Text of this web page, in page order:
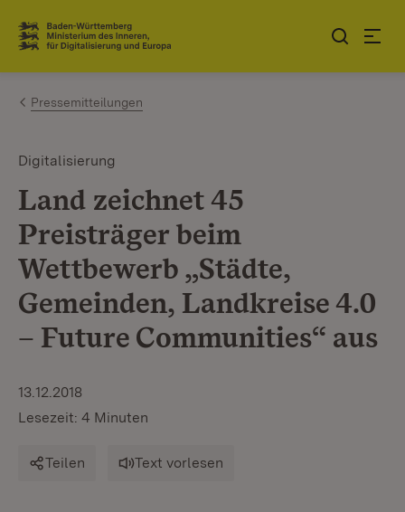
Zum Inhalt springen
Link zur Startseite
Pressemitteilungen
Digitalisierung
Land zeichnet 45
Preisträger beim
Wettbewerb „Städte,
Gemeinden, Landkreise 4.0
– Future Communities“ aus
13.12.2018
Lesezeit: 4 Minuten
Teilen Text vorlesen